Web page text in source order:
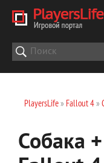
PlayersLife» Fallout 4»
Собака